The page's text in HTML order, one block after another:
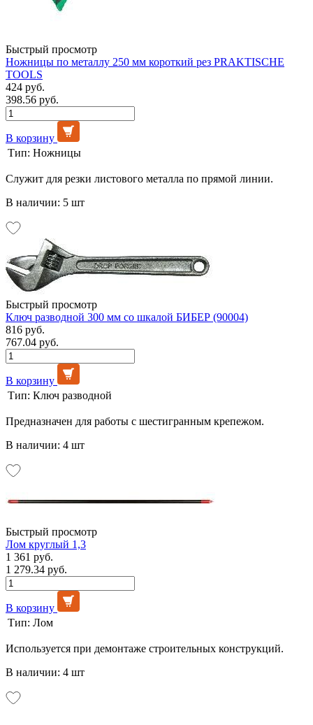
Быстрый просмотр
Ножницы по металлу 250 мм короткий рез PRAKTISCHE
TOOLS
424 руб.
398.56 руб.
В корзину
Тип: Ножницы
Служит для резки листового металла по прямой линии.
В наличии: 5 шт
Быстрый просмотр
Ключ разводной 300 мм со шкалой БИБЕР (90004)
816 руб.
767.04 руб.
В корзину
Тип: Ключ разводной
Предназначен для работы с шестигранным крепежом.
В наличии: 4 шт
Быстрый просмотр
Лом круглый 1,3
1 361 руб.
1 279.34 руб.
В корзину
Тип: Лом
Используется при демонтаже строительных конструкций.
В наличии: 4 шт